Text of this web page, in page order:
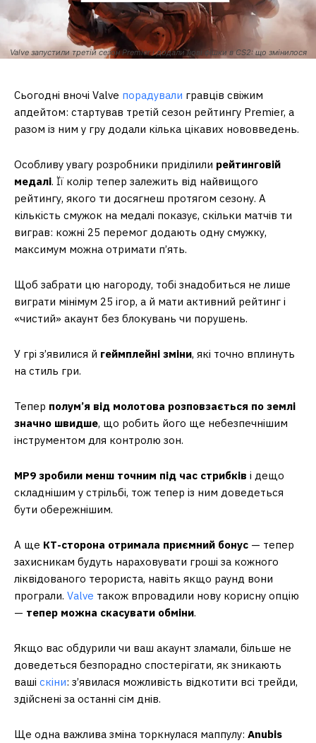
Valve запустили третій сезон Premier і додали нові фішки в CS2: що змінилося
Сьогодні вночі Valve порадували гравців свіжим
апдейтом: стартував третій сезон рейтингу Premier, а
разом із ним у гру додали кілька цікавих нововведень.
Особливу увагу розробники приділили рейтинговій
медалі. Її колір тепер залежить від найвищого
рейтингу, якого ти досягнеш протягом сезону. А
кількість смужок на медалі показує, скільки матчів ти
виграв: кожні 25 перемог додають одну смужку,
максимум можна отримати п’ять.
Щоб забрати цю нагороду, тобі знадобиться не лише
виграти мінімум 25 ігор, а й мати активний рейтинг і
«чистий» акаунт без блокувань чи порушень.
У грі з’явилися й геймплейні зміни, які точно вплинуть
на стиль гри.
Тепер полум’я від молотова розповзається по землі
значно швидше, що робить його ще небезпечнішим
інструментом для контролю зон.
MP9 зробили менш точним під час стрибків і дещо
складнішим у стрільбі, тож тепер із ним доведеться
бути обережнішим.
А ще КТ-сторона отримала приємний бонус — тепер
захисникам будуть нараховувати гроші за кожного
ліквідованого терориста, навіть якщо раунд вони
програли. Valve також впровадили нову корисну опцію
— тепер можна скасувати обміни.
Якщо вас обдурили чи ваш акаунт зламали, більше не
доведеться безпорадно спостерігати, як зникають
ваші скіни: з’явилася можливість відкотити всі трейди,
здійснені за останні сім днів.
Ще одна важлива зміна торкнулася маппулу: Anubis